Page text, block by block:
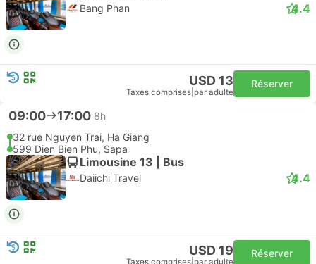
Bang Phan 4.4
USD 13
Taxes comprises par adulte
Réserver
09:00 17:00 8h
32 rue Nguyen Trai, Ha Giang
599 Dien Bien Phu, Sapa
Limousine 13 | Bus
Daiichi Travel 4.4
USD 19
Taxes comprises par adulte
Réserver